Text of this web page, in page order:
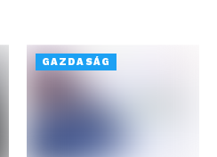
GAZDASÁG